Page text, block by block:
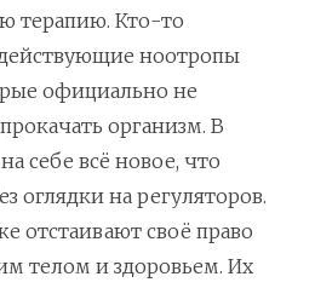
терапию. Кто-то
ноотропы
официально не
организм. В
себе всё новое, что
оглядки на регуляторов.
отстаивают своё право
телом и здоровьем. Их